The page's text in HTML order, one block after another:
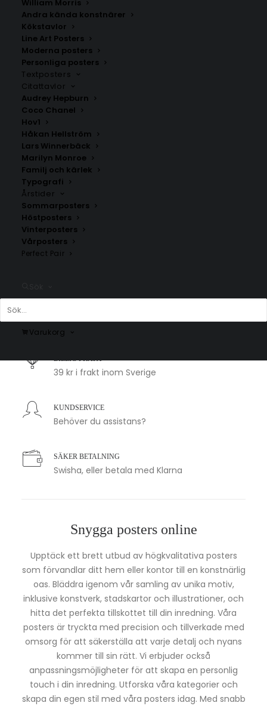
William Morris
Andra kända konstnärer
Kökstavlor
Line Art Posters
Moderna posters
Personliga posters
Textposters
Citattavlor
Audrey Hepburn
Coco Chanel
Hov1
Håkan Hellström
Lars Winnerbäck
Marilyn Monroe
Familj och kärlek
Typografi
Årstider
Sommarposters
Höstposters
Vinterposters
Vårposters
Perfect Pair
Varukorg
Kristianopel
Fr. 200.00kr
Elleholm
Fr.200.00
1-2 arbetsdagar
BILLIG FRAKT
39 kr i frakt inom Sverige
KUNDSERVICE
Behöver du assistans?
SÄKER BETALNING
Swisha, eller betala med Klarna
Snygga posters online
Upptäck ett brett utbud av högkvalitativa posters
som förvandlar ditt hem eller kontor till en konstnärlig
oas. Bläddra igenom vår samling av unika motiv,
inklusive konstverk, stadskartor och illustrationer, och
hitta det perfekta tillskottet till din inredning. Våra
posters är tryckta med precision och tillverkade med
omsorg för att säkerställa att varje detalj och nyans
kommer till sin rätt. Vi erbjuder också
anpassningsmöjligheter för att skapa en personlig
touch i din inredning. Utforska våra kategorier och
skapa din egen stil med våra posters idag. Med snabb